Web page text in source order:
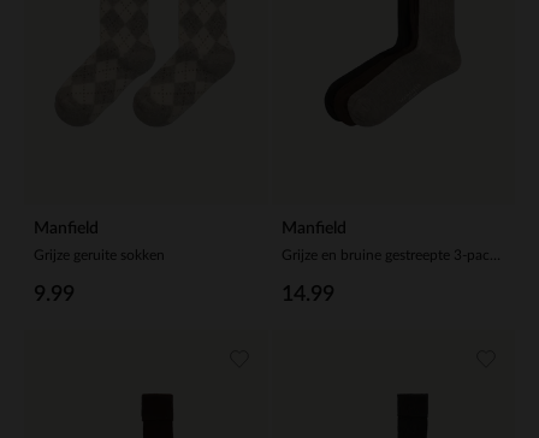
Manfield
Grijze geruite sokken
9.99
Manfield
14.99